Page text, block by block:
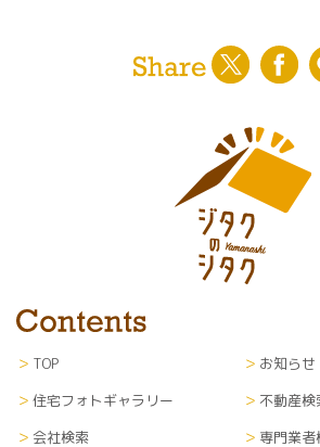
TOP
お知らせ
住宅フォトギャラリー
不動産検
会社検索
専門業者